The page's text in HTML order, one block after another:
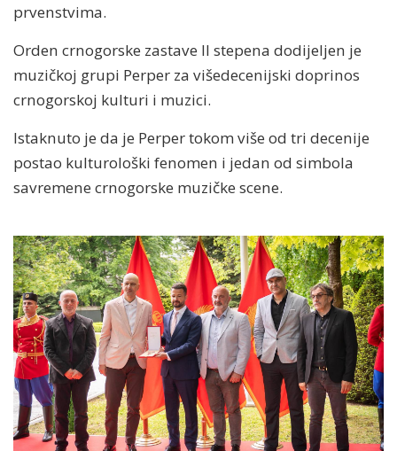
prvenstvima.
Orden crnogorske zastave II stepena dodijeljen je
muzičkoj grupi Perper za višedecenijski doprinos
crnogorskoj kulturi i muzici.
Istaknuto je da je Perper tokom više od tri decenije
postao kulturološki fenomen i jedan od simbola
savremene crnogorske muzičke scene.